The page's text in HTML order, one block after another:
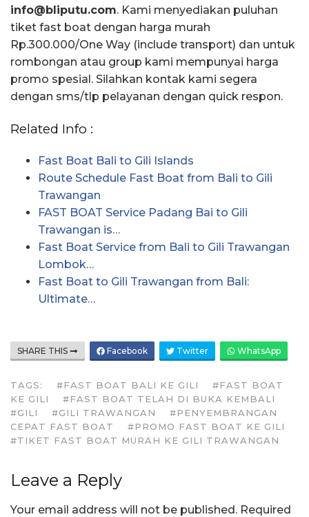
info@bliputu.com. Kami menyediakan puluhan
tiket fast boat dengan harga murah
Rp.300.000/One Way (include transport) dan untuk
rombongan atau group kami mempunyai harga
promo spesial. Silahkan kontak kami segera
dengan sms/tlp pelayanan dengan quick respon.
Related Info :
Fast Boat Bali to Gili Islands
Route Schedule Fast Boat from Bali to Gili
Trawangan
FAST BOAT Service Padang Bai to Gili
Trawangan is…
Fast Boat Service from Bali to Gili Trawangan
Lombok…
Fast Boat to Gili Trawangan from Bali:
Ultimate…
SHARE THIS Facebook Twitter WhatsApp
TAGS: #FAST BOAT BALI KE GILI
#FAST BOAT
KE GILI
#FAST BOAT TELAH DI BUKA KEMBALI
#GILI
#GILI TRAWANGAN
#PENYEMBRANGAN
CEPAT FAST BOAT
#PROMO FAST BOAT KE GILI
#TIKET FAST BOAT MURAH KE GILI TRAWANGAN
Leave a Reply
Your email address will not be published. Required